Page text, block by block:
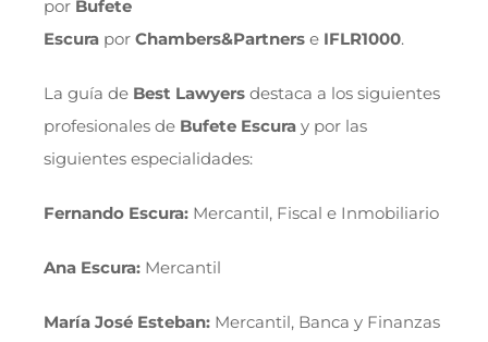
por Bufete
Escura por Chambers&Partners e IFLR1000.
La guía de Best Lawyers destaca a los siguientes
profesionales de Bufete Escura y por las
siguientes especialidades:
Fernando Escura: Mercantil, Fiscal e Inmobiliario
Ana Escura: Mercantil
María José Esteban: Mercantil, Banca y Finanzas